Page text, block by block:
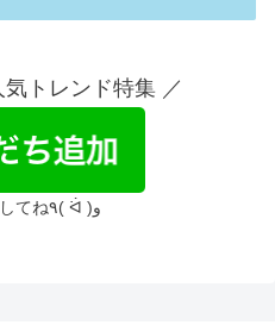
トレンド特集 ／
友だち登録してね٩( ᐛ )و